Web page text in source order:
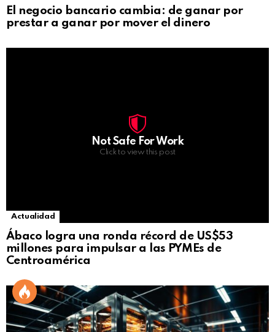
El negocio bancario cambia: de ganar por
prestar a ganar por mover el dinero
Not Safe For Work
Click to view this post
Actualidad
Ábaco logra una ronda récord de US$53
millones para impulsar a las PYMEs de
Centroamérica